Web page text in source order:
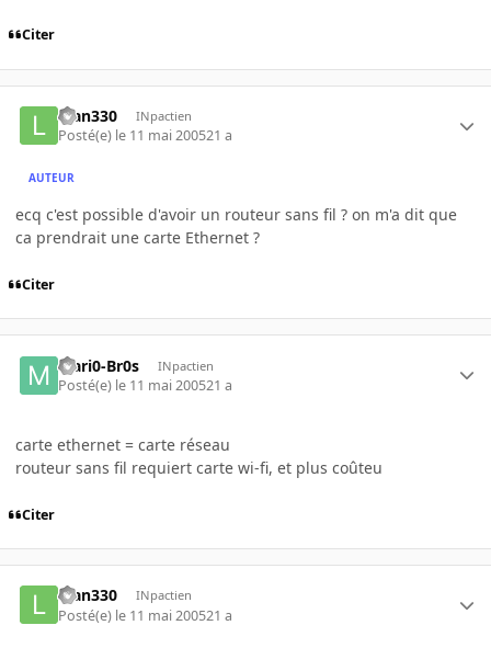
Citer
luan330 INpactien
Posté(e) le 11 mai 200521 a
AUTEUR
ecq c'est possible d'avoir un routeur sans fil ? on m'a dit que
ca prendrait une carte Ethernet ?
Citer
Mari0-Br0s INpactien
Posté(e) le 11 mai 200521 a
carte ethernet = carte réseau
routeur sans fil requiert carte wi-fi, et plus coûteu
Citer
luan330 INpactien
Posté(e) le 11 mai 200521 a